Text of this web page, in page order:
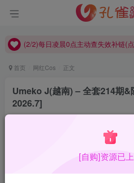
(2/2)每日凌晨0点主动查失效补链(点我
(2/2)每日凌晨0点主动查失效补链(点我
首页 网红Cos 正文
Umeko J(越南) – 全套214期&
2026.7]
Umeko J，来自越南的coser，各方
[自购]资源已